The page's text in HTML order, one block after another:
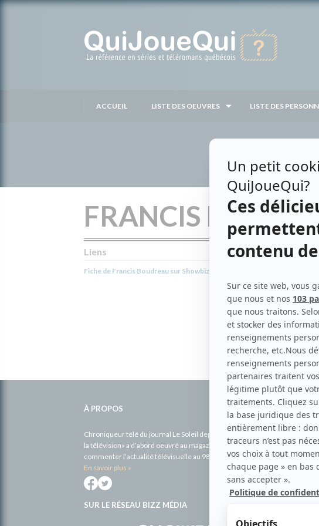
ACCUEIL LISTE DES OEUVRES LISTE DES
FRANCIS
Liens
Fiche de Francis Boudreau sur Showbizz.net
À PROPOS
Chroniqueur télé du journal Le Soleil depuis 2001, Richard Therrien
la télévision» a d’abord oeuvré au magazine TV Hebdo de 1996 à 2001.
commenter l’actualité télévisuelle au 98,5.
En savoir plus »
SUR LE RÉSEAU BIZZ MÉDIA